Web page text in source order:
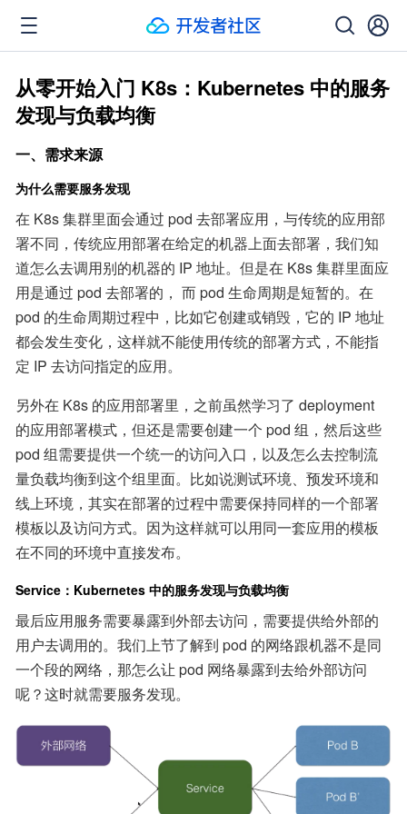
从零开始入门 K8s：Kubernetes 中的服务
发现与负载均衡
一、需求来源
为什么需要服务发现
在 K8s 集群里面会通过 pod 去部署应用，与传统的应用部
署不同，传统应用部署在给定的机器上面去部署，我们知
道怎么去调用别的机器的 IP 地址。但是在 K8s 集群里面应
用是通过 pod 去部署的， 而 pod 生命周期是短暂的。在
pod 的生命周期过程中，比如它创建或销毁，它的 IP 地址
都会发生变化，这样就不能使用传统的部署方式，不能指
定 IP 去访问指定的应用。
另外在 K8s 的应用部署里，之前虽然学习了 deployment
的应用部署模式，但还是需要创建一个 pod 组，然后这些
pod 组需要提供一个统一的访问入口，以及怎么去控制流
量负载均衡到这个组里面。比如说测试环境、预发环境和
线上环境，其实在部署的过程中需要保持同样的一个部署
模板以及访问方式。因为这样就可以用同一套应用的模板
在不同的环境中直接发布。
Service：Kubernetes 中的服务发现与负载均衡
最后应用服务需要暴露到外部去访问，需要提供给外部的
用户去调用的。我们上节了解到 pod 的网络跟机器不是同
一个段的网络，那怎么让 pod 网络暴露到去给外部访问
呢？这时就需要服务发现。